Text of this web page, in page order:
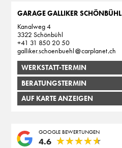
GARAGE GALLIKER SCHÖNBÜHL
Kanalweg 4
3322 Schönbühl
+41 31 850 20 50
galliker.schoenbuehl
carplanet ch
WERKSTATT-TERMIN
BERATUNGSTERMIN
AUF KARTE ANZEIGEN
GOOGLE BEWERTUNGEN
4.6 ★★★★★
★★★★★